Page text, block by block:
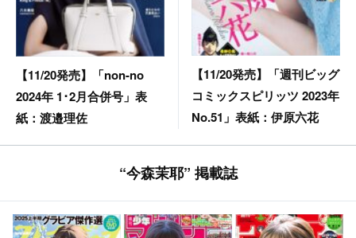
【11/20発売】「non-no
2024年 1･2月合併号」表
紙：渡邉理佐
【11/20発売】「週刊ビッグ
コミックスピリッツ 2023年
No.51」表紙：伊原六花
“今森茉耶” 掲載誌